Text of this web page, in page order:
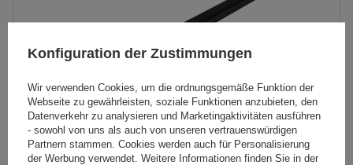
Konfiguration der Zustimmungen
Wir verwenden Cookies, um die ordnungsgemäße Funktion der
Webseite zu gewährleisten, soziale Funktionen anzubieten, den
Datenverkehr zu analysieren und Marketingaktivitäten ausführen
- sowohl von uns als auch von unseren vertrauenswürdigen
Partnern stammen. Cookies werden auch für Personalisierung
der Werbung verwendet. Weitere Informationen finden Sie in der